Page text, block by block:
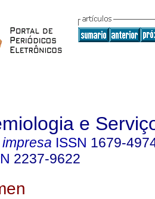
e
ISSN 1679-
2237-9622